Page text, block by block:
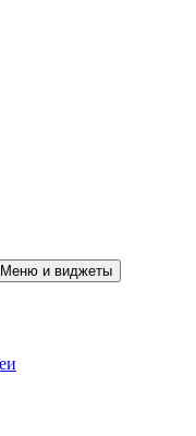
Меню и виджеты